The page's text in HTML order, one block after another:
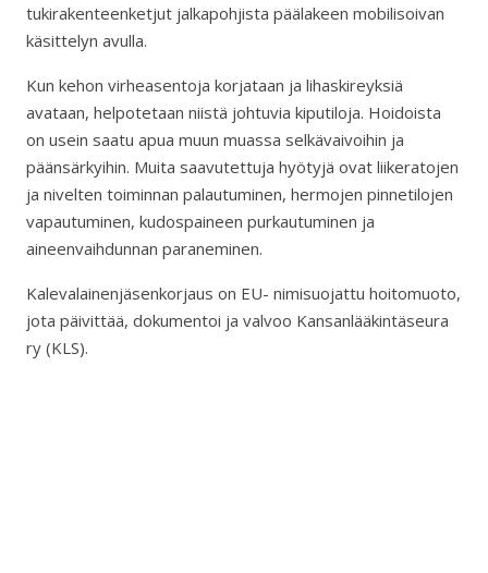
tukirakenteenketjut jalkapohjista päälakeen mobilisoivan
käsittelyn avulla.
Kun kehon virheasentoja korjataan ja lihaskireyksiä
avataan, helpotetaan niistä johtuvia kiputiloja. Hoidoista
on usein saatu apua muun muassa selkävaivoihin ja
päänsärkyihin. Muita saavutettuja hyötyjä ovat liikeratojen
ja nivelten toiminnan palautuminen, hermojen pinnetilojen
vapautuminen, kudospaineen purkautuminen ja
aineenvaihdunnan paraneminen.
Kalevalainenjäsenkorjaus on EU- nimisuojattu hoitomuoto,
jota päivittää, dokumentoi ja valvoo Kansanlääkintäseura
ry (KLS).